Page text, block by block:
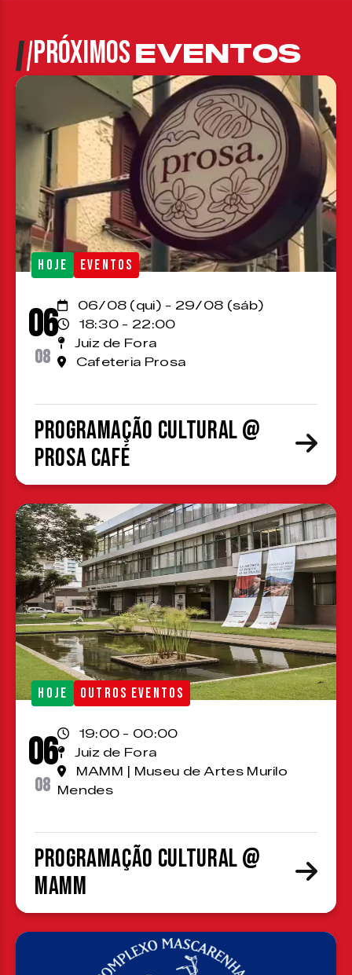
PRÓXIMOSEVENTOS
HOJE EVENTOS
06
08
06/08 (qui) - 29/08 (sáb)
18:30 - 22:00
Juiz de Fora
Cafeteria Prosa
Programação cultural @
Prosa Café
HOJE OUTROS EVENTOS
06
08
19:00 - 00:00
Juiz de Fora
MAMM | Museu de Artes Murilo
Mendes
Programação cultural @
MAMM